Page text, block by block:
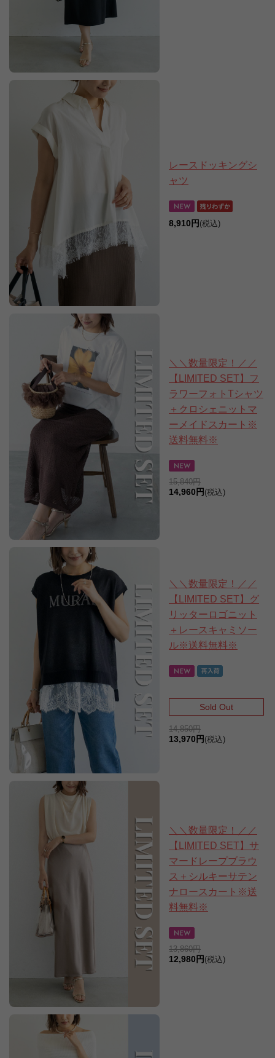
レースドッキングシ
ャツ
8,910円 (税込)
＼＼数量限定！／／
【LIMITED SET】フ
ラワーフォトTシャツ
＋クロシェニットマ
ーメイドスカート※
送料無料※
15,840円
14,960円 (税込)
＼＼数量限定！／／
【LIMITED SET】グ
リッターロゴニット
＋レースキャミソー
ル※送料無料※
Sold Out
14,850円
13,970円 (税込)
＼＼数量限定！／／
【LIMITED SET】サ
マードレープブラウ
ス＋シルキーサテン
ナロースカート※送
料無料※
13,860円
12,980円 (税込)